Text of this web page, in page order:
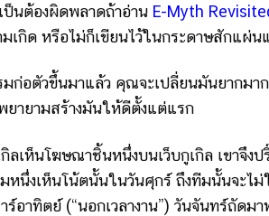
ป็นต้องผิดพลาดถ้าอ่าน E-Myth
กิด หรือไม่ก็เขียนไว้ในกระดาษสักแผ่น
ก่อตัวขึ้นมาแล้ว คุณจะเปลี่ยนมันยากม
ายามสร้างมันให้ดีตั้งแต่แรก
เห็นโฆษณาชิ้นหนึ่งบนเว็บกูเกิล เขาจึง
หนึ่งเห็นโน้ตนั้นในวันศุกร์ ถึงทีมนั้นจะ
าทิตย์ (“นอกเวลางาน”) วันจันทร์ถัดมา